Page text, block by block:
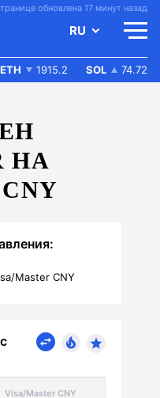
обновлена 17 минут назад
RU
ETH 1915.2 SOL 74.72
НА
Master CNY